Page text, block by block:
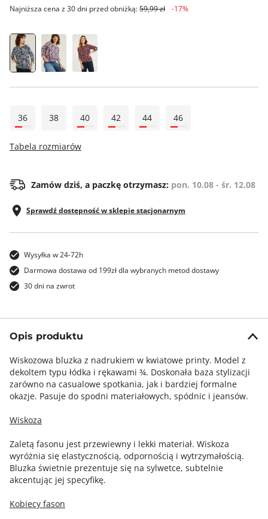
Najniższa cena z 30 dni przed obniżką:59,99 zł -17%
36 38 40 42 44 46
Tabela rozmiarów
Zamów dziś, a paczkę otrzymasz: pon. 10.08 - śr. 12.08
Sprawdź dostępność w sklepie stacjonarnym
Wysyłka w 24-72h
Darmowa dostawa od 199zł dla wybranych metod dostawy
30 dni na zwrot
Opis produktu
Wiskozowa bluzka z nadrukiem w kwiatowe printy. Model z
dekoltem typu łódka i rękawami ¾. Doskonała baza stylizacji
zarówno na casualowe spotkania, jak i bardziej formalne
okazje. Pasuje do spodni materiałowych, spódnic i jeansów.
Wiskoza
Zaletą fasonu jest przewiewny i lekki materiał. Wiskoza
wyróżnia się elastycznością, odpornością i wytrzymałością.
Bluzka świetnie prezentuje się na sylwetce, subtelnie
akcentując jej specyfikę.
Kobiecy fason